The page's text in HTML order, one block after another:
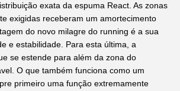
exata da espuma React. As zonas
exigidas receberam um amortecimento
do novo milagre do running é a sua
e estabilidade. Para esta última, a
se estende para além da zona do
O que também funciona como um
primeiro uma função extremamente